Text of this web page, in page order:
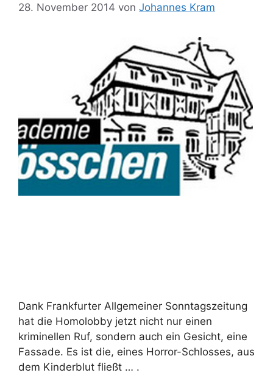
28. November 2014 von Johannes Kram
Dank Frankfurter Allgemeiner Sonntagszeitung
hat die Homolobby jetzt nicht nur einen
kriminellen Ruf, sondern auch ein Gesicht, eine
Fassade. Es ist die, eines Horror-Schlosses, aus
dem Kinderblut fließt … .